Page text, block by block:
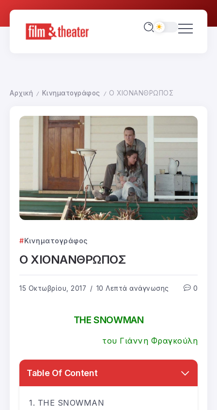
Αρχική / Κινηματογράφος / Ο ΧΙΟΝΑΝΘΡΩΠΟΣ
Κινηματογράφος
Ο ΧΙΟΝΑΝΘΡΩΠΟΣ
15 Οκτωβρίου, 2017 10 Λεπτά ανάγνωσης 0
THE SNOWMAN
του Γιάννη Φραγκούλη
Table Of Content
THE SNOWMAN